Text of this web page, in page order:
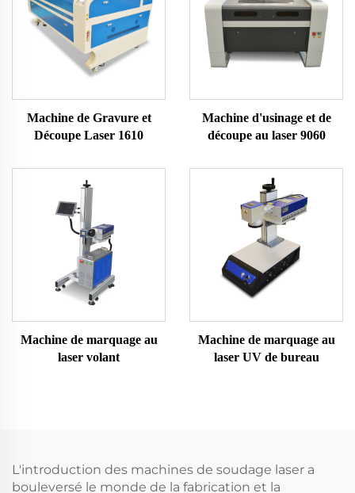
Machine de Gravure et
Découpe Laser 1610
Machine d'usinage et de
découpe au laser 9060
Machine de marquage au
laser volant
Machine de marquage au
laser UV de bureau
L'introduction des machines de soudage laser a
bouleversé le monde de la fabrication et la